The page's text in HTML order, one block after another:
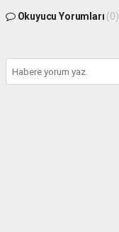
Okuyucu Yorumları (0)